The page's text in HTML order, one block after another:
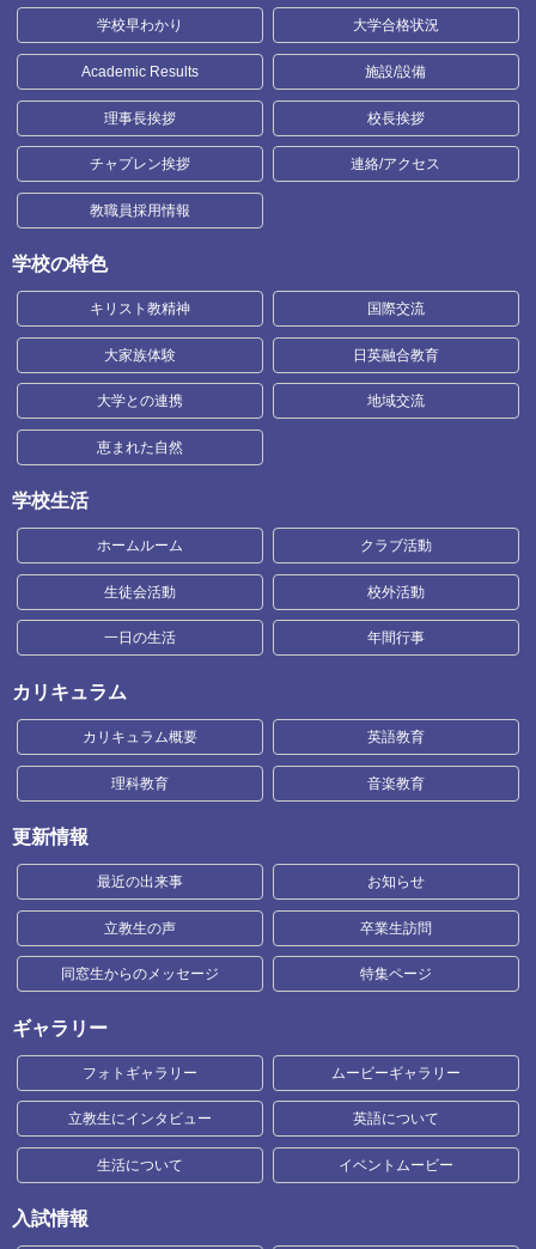
学校早わかり 大学合格状況
Academic Results 施設/設備
理事長挨拶 校長挨拶
チャプレン挨拶 連絡/アクセス
教職員採用情報
学校の特色
キリスト教精神 国際交流
大家族体験 日英融合教育
大学との連携 地域交流
恵まれた自然
学校生活
ホームルーム クラブ活動
生徒会活動 校外活動
一日の生活 年間行事
カリキュラム
カリキュラム概要 英語教育
理科教育 音楽教育
更新情報
最近の出来事 お知らせ
立教生の声 卒業生訪問
同窓生からのメッセージ 特集ページ
ギャラリー
フォトギャラリー ムービーギャラリー
立教生にインタビュー 英語について
生活について イベントムービー
入試情報